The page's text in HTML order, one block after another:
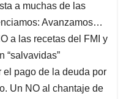
a muchas de las
Avanzamos…
a las recetas del FMI y
“salvavidas”
pago de la deuda por
Un NO al chantaje de